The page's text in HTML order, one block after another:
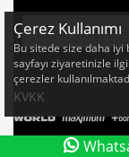
Bize Ulaşın
Çerez Kullanımı
Bu sitede size daha iyi
sayfayı ziyaretinizle
çerezler
KVKK